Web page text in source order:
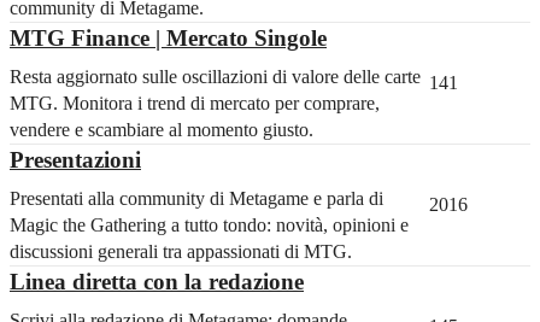
community di Metagame.
MTG Finance | Mercato Singole
Resta aggiornato sulle oscillazioni di valore delle carte
MTG. Monitora i trend di mercato per comprare,
vendere e scambiare al momento giusto.
141
Presentazioni
Presentati alla community di Metagame e parla di
Magic the Gathering a tutto tondo: novità, opinioni e
discussioni generali tra appassionati di MTG.
2016
Linea diretta con la redazione